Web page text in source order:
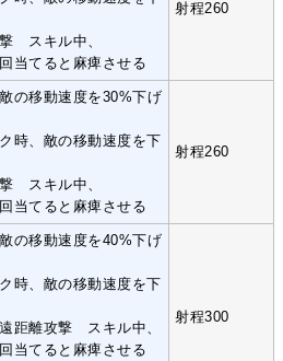
スキル中、
当てると麻痺させる
射程260
の移動速度を30%下げ
時、敵の移動速度を下
スキル中、
当てると麻痺させる
射程260
の移動速度を40%下げ
時、敵の移動速度を下
距離攻撃 スキル中、
当てると麻痺させる
射程300